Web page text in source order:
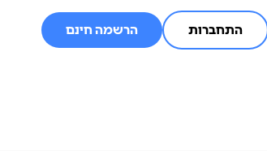
התחברות הרשמה חינם